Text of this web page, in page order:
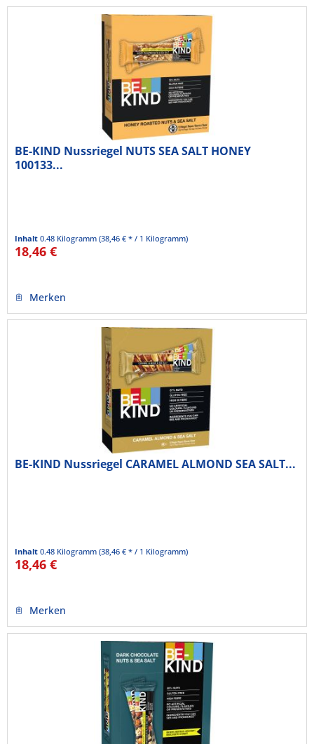
BE-KIND Nussriegel NUTS SEA SALT HONEY
100133...
Inhalt0.48 Kilogramm(38,46 € * / 1 Kilogramm)
18,46 €
Merken
BE-KIND Nussriegel CARAMEL ALMOND SEA SALT...
Inhalt0.48 Kilogramm(38,46 € * / 1 Kilogramm)
18,46 €
Merken